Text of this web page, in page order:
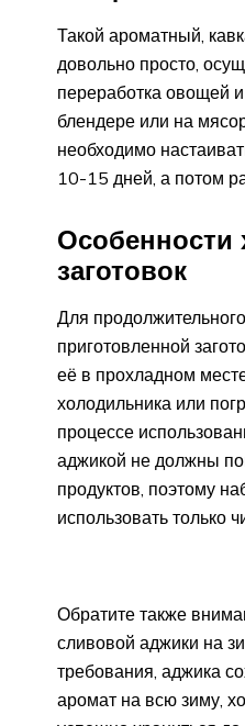
Такой ароматный,
довольно просто,
переработка овощей
блендере или на
необходимо
10-15 дней, а потом
Особенности
заготовок
Для
приготовленной
её в прохладном
холодильника или
процессе
аджикой не должны
продуктов, поэтому
использовать только
Обратите также
сливовой аджики на
требования, аджика
аромат на всю зиму,